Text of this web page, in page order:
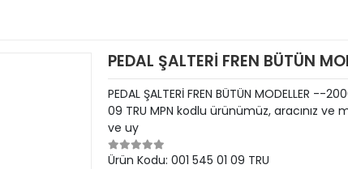
PEDAL ŞALTERİ FREN BÜTÜN
PEDAL ŞALTERİ FREN BÜTÜN MODELLER
09 TRU MPN kodlu ürünümüz, aracınız
ve uy
Ürün Kodu: 001 545 01 09 TRU